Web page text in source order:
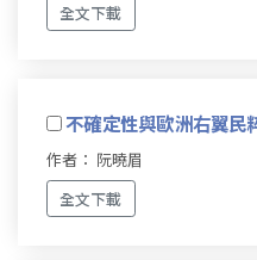
全文下載
不確定性與歐洲右翼民
作者： 阮曉眉
全文下載